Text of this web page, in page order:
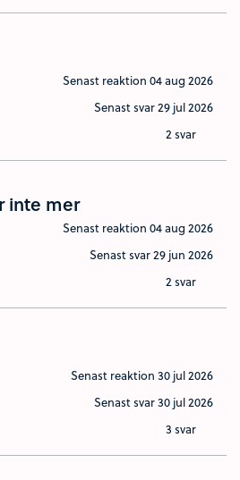
Senast reaktion 04 aug 2026
Senast svar29 jul 2026
2 svar
inte mer
Senast reaktion 04 aug 2026
Senast svar29 jun 2026
2 svar
Senast reaktion 30 jul 2026
Senast svar30 jul 2026
3 svar